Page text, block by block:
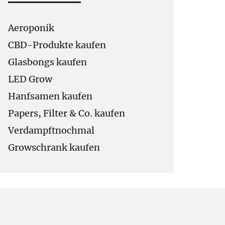
Aeroponik
CBD-Produkte kaufen
Glasbongs kaufen
LED Grow
Hanfsamen kaufen
Papers, Filter & Co. kaufen
Verdampftnochmal
Growschrank kaufen